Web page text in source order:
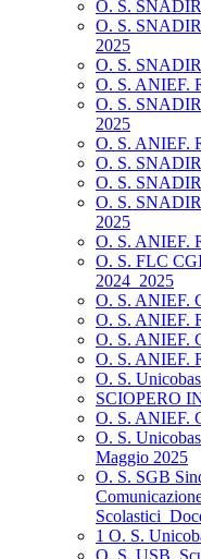
O. S.
O. S.
2025
O. S.
O. S. ANIEF.
O. S.
2025
O. S. ANIEF.
O. S.
O. S.
O. S.
2025
O. S. ANIEF.
O. S. FLC
2024_2025
O. S. ANIEF.
O. S. ANIEF.
O. S. ANIEF.
O. S. ANIEF.
O. S.
SCIOPERO
O. S. ANIEF.
O. S.
Maggio 2025
O. S. SGB
1 O. S.